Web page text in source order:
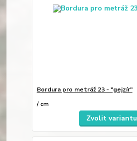
Bordura pro metráž 23 - "gejzír"
/cm
Zvolit variantu